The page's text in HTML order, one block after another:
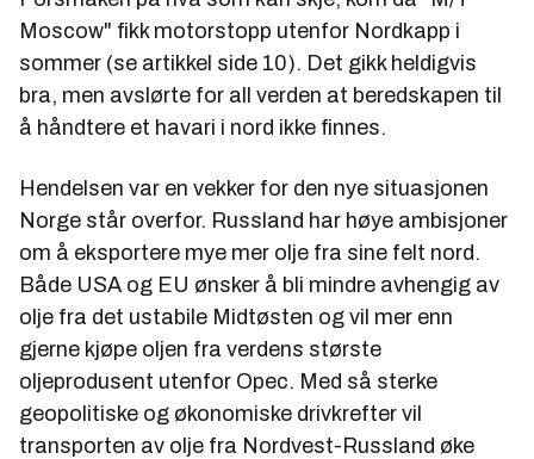
Moscow" fikk motorstopp utenfor Nordkapp i
sommer (se artikkel side 10). Det gikk heldigvis
bra, men avslørte for all verden at beredskapen til
å håndtere et havari i nord ikke finnes.
Hendelsen var en vekker for den nye situasjonen
Norge står overfor. Russland har høye ambisjoner
om å eksportere mye mer olje fra sine felt nord.
Både USA og EU ønsker å bli mindre avhengig av
olje fra det ustabile Midtøsten og vil mer enn
gjerne kjøpe oljen fra verdens største
oljeprodusent utenfor Opec. Med så sterke
geopolitiske og økonomiske drivkrefter vil
transporten av olje fra Nordvest-Russland øke